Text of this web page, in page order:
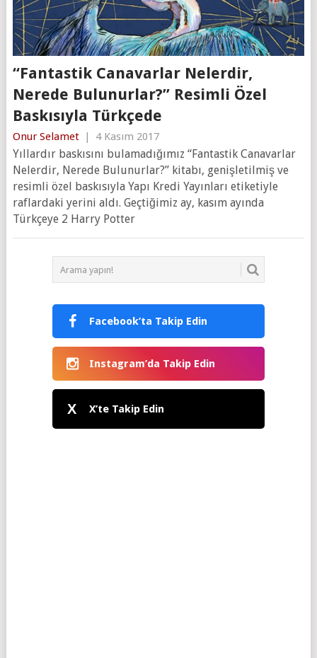
“Fantastik Canavarlar Nelerdir,
Nerede Bulunurlar?” Resimli Özel
Baskısıyla Türkçede
Onur Selamet 4 Kasım 2017
Yıllardır baskısını bulamadığımız “Fantastik Canavarlar
Nelerdir, Nerede Bulunurlar?” kitabı, genişletilmiş ve
resimli özel baskısıyla Yapı Kredi Yayınları etiketiyle
raflardaki yerini aldı. Geçtiğimiz ay, kasım ayında
Türkçeye 2 Harry Potter
Facebook’ta Takip Edin
Instagram’da Takip Edin
X X’te Takip Edin